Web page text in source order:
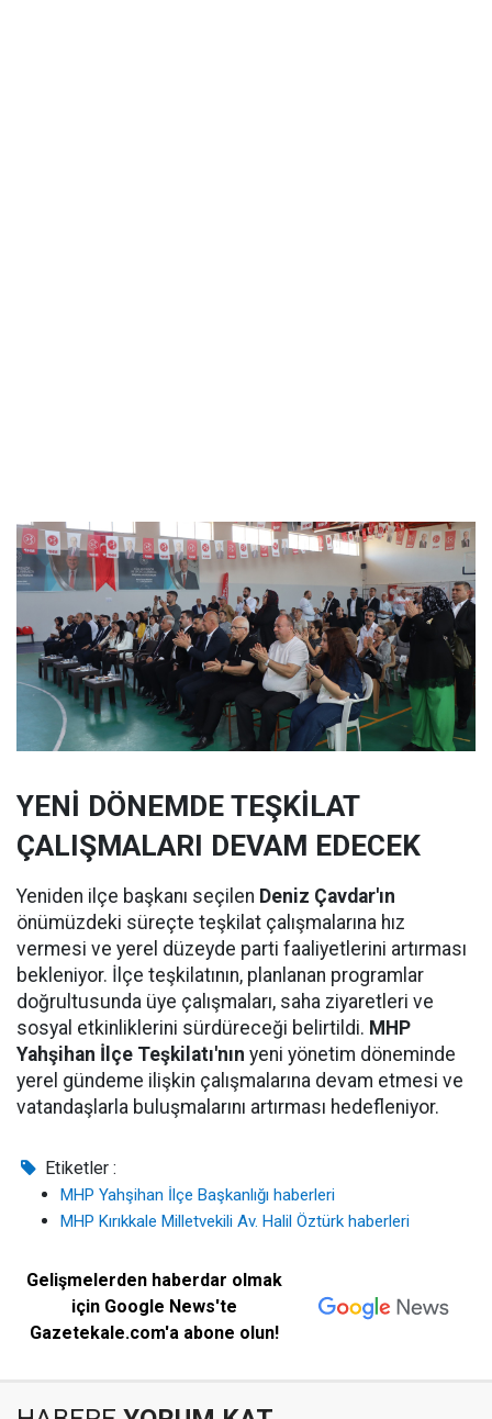
YENİ DÖNEMDE TEŞKİLAT
ÇALIŞMALARI DEVAM EDECEK
Yeniden ilçe başkanı seçilen Deniz Çavdar'ın
önümüzdeki süreçte teşkilat çalışmalarına hız
vermesi ve yerel düzeyde parti faaliyetlerini artırması
bekleniyor. İlçe teşkilatının, planlanan programlar
doğrultusunda üye çalışmaları, saha ziyaretleri ve
sosyal etkinliklerini sürdüreceği belirtildi. MHP
Yahşihan İlçe Teşkilatı'nın yeni yönetim döneminde
yerel gündeme ilişkin çalışmalarına devam etmesi ve
vatandaşlarla buluşmalarını artırması hedefleniyor.
Etiketler :
MHP Yahşihan İlçe Başkanlığı haberleri
MHP Kırıkkale Milletvekili Av. Halil Öztürk haberleri
Gelişmelerden haberdar olmak
için Google News'te
Gazetekale.com'a abone olun!